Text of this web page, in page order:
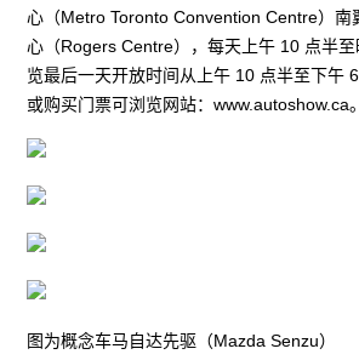
心（Metro Toronto Convention Centre）南
心（Rogers Centre），每天上午 10 点半
览最后一天开放时间从上午 10 点半至下午
或购买门票可浏览网站：www.autoshow.ca。
图为概念车马自达先驱（Mazda Senzu）